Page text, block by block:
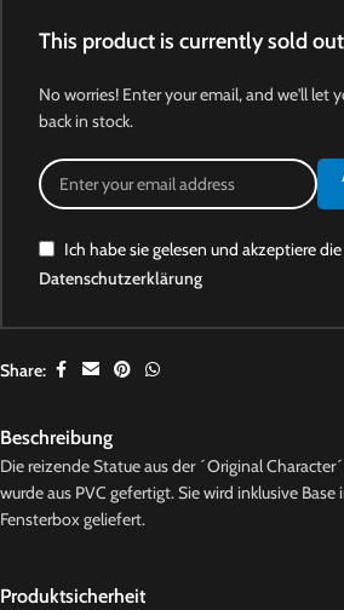
This product is currently sold
No worries! Enter your email, and we'll let
back in stock.
Ich habe sie gelesen und akzeptiere die
Datenschutzerklärung
Share:
Beschreibung
Die reizende Statue aus der ´Original
wurde aus PVC gefertigt. Sie wird inklusive Base
Fensterbox geliefert.
Produktsicherheit